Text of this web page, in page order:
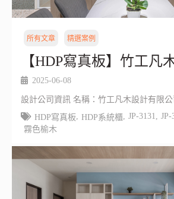
所有文章 精選案例
【HDP寫真板】竹工凡
2025-06-08
設計公司資訊 名稱：竹工凡木設計有限公
HDP寫真板
HDP系統櫃, JP-3131 JP-
霧色榆木